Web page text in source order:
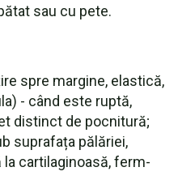
sau cu pete.
spre margine, elastică,
- când este ruptă,
distinct de pocnitură;
suprafața pălăriei,
la cartilaginoasă, ferm-